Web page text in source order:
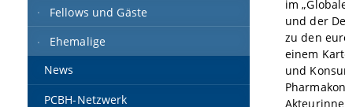
Fellows und Gäste
Ehemalige
News
PCBH-Netzwerk
im
und der
zu den
einem
und